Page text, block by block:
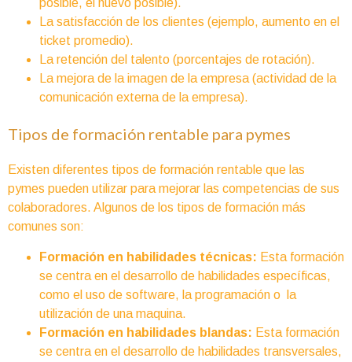
posible, el nuevo posible).
La satisfacción de los clientes (ejemplo, aumento en el
ticket promedio).
La retención del talento (porcentajes de rotación).
La mejora de la imagen de la empresa (actividad de la
comunicación externa de la empresa).
Tipos de formación rentable para pymes
Existen diferentes tipos de formación rentable que las
pymes pueden utilizar para mejorar las competencias de sus
colaboradores. Algunos de los tipos de formación más
comunes son:
Formación en habilidades técnicas: Esta formación
se centra en el desarrollo de habilidades específicas,
como el uso de software, la programación o la
utilización de una maquina.
Formación en habilidades blandas: Esta formación
se centra en el desarrollo de habilidades transversales,